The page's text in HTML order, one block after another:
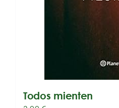
Todos mienten